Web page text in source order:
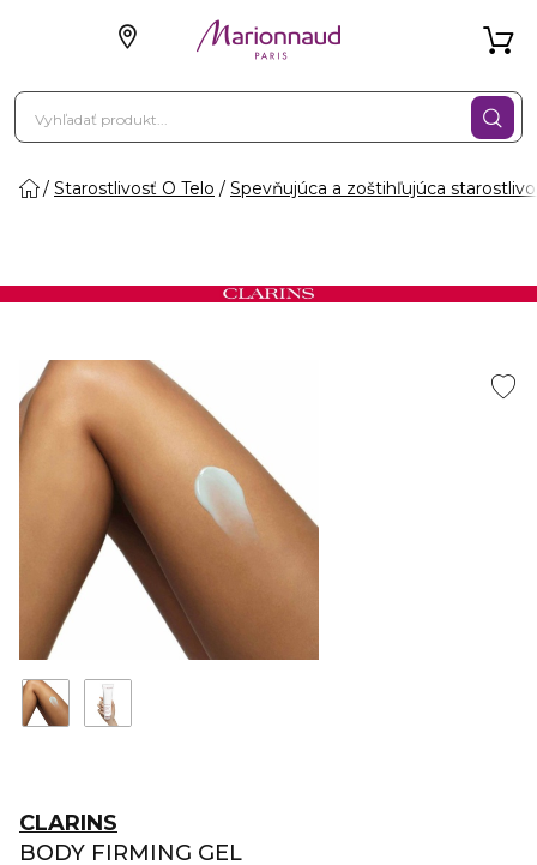
Starostlivosť O Telo Spevňujúca a zoštihľujúca
CLARINS
BODY FIRMING GEL